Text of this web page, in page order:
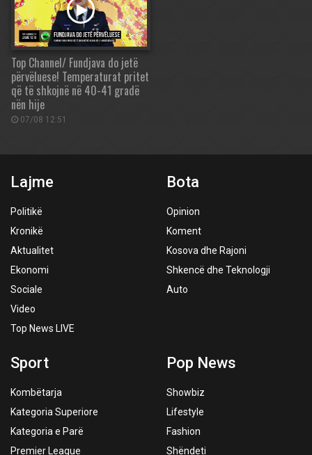
Top Channel/ Fundjava do jetë
përvëluese! Temperaturat pritet
që të shkojnë në 40-41 gradë
nën hije
07/08 12:51
Lajme
Politikë
Kronikë
Aktualitet
Ekonomi
Sociale
Video
Top News LIVE
Bota
Opinion
Koment
Kosova dhe Rajoni
Shkencë dhe Teknologji
Auto
Sport
Kombëtarja
Kategoria Superiore
Kategoria e Parë
Premier League
Pop News
Showbiz
Lifestyle
Fashion
Shëndeti